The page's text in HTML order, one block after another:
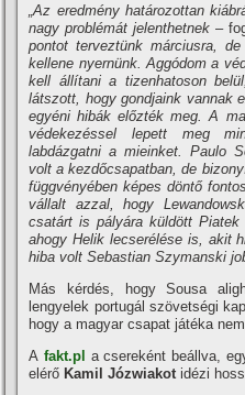
„Az eredmény határozottan
nagy problémát jelenthetnek –
pontot terveztünk márciusra,
kellene nyernünk. Aggódom a
kell állítani a tizenhatoson
látszott, hogy gondjaink vannak
egyéni hibák előzték meg. A
védekezéssel lepett meg
labdázgatni a mieinket. Paulo
volt a kezdőcsapatban, de
függvényében képes döntő
vállalt azzal, hogy
csatárt is pályára küldött
ahogy Helik lecserélése is, akit
hiba volt Sebastian Szymanski
Más kérdés, hogy Sousa
lengyelek portugál szövetségi
hogy a magyar csapat játéka
Afakt.pl a csereként beállva,
elérőKamil Józwiakot idézi